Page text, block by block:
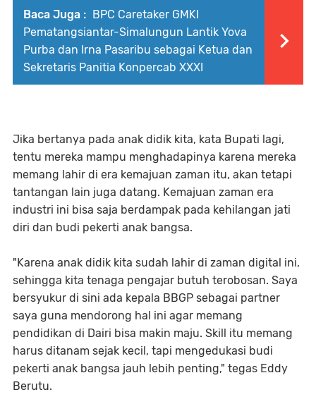
Baca Juga : BPC Caretaker GMKI
Pematangsiantar-Simalungun Lantik Yova
Purba dan Irna Pasaribu sebagai Ketua dan
Sekretaris Panitia Konpercab XXXI
Jika bertanya pada anak didik kita, kata Bupati lagi,
tentu mereka mampu menghadapinya karena mereka
memang lahir di era kemajuan zaman itu, akan tetapi
tantangan lain juga datang. Kemajuan zaman era
industri ini bisa saja berdampak pada kehilangan jati
diri dan budi pekerti anak bangsa.
"Karena anak didik kita sudah lahir di zaman digital ini,
sehingga kita tenaga pengajar butuh terobosan. Saya
bersyukur di sini ada kepala BBGP sebagai partner
saya guna mendorong hal ini agar memang
pendidikan di Dairi bisa makin maju. Skill itu memang
harus ditanam sejak kecil, tapi mengedukasi budi
pekerti anak bangsa jauh lebih penting," tegas Eddy
Berutu.